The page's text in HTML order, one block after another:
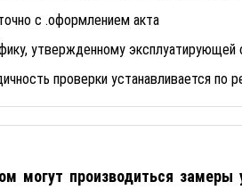
с .оформлением акта
утвержденному эксплуатирующей
проверки устанавливается по
могут производиться